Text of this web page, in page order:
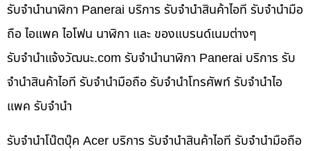
รับจำนำนาฬิกา Panerai บริการ รับจำนำสินค้าไอที รับจำนำมือ
ถือ ไอแพค ไอโฟน นาฬิกา และ ของแบรนด์เนมต่างๆ
รับจํานําแจ้งวัฒนะ.com รับจำนำนาฬิกา Panerai บริการ รับ
จำนำสินค้าไอที รับจำนำมือถือ รับจำนำโทรศัพท์ รับจำนำไอ
แพค รับจำนำ
รับจำนำโน๊ตบุ๊ค Acer บริการ รับจำนำสินค้าไอที รับจำนำมือถือ